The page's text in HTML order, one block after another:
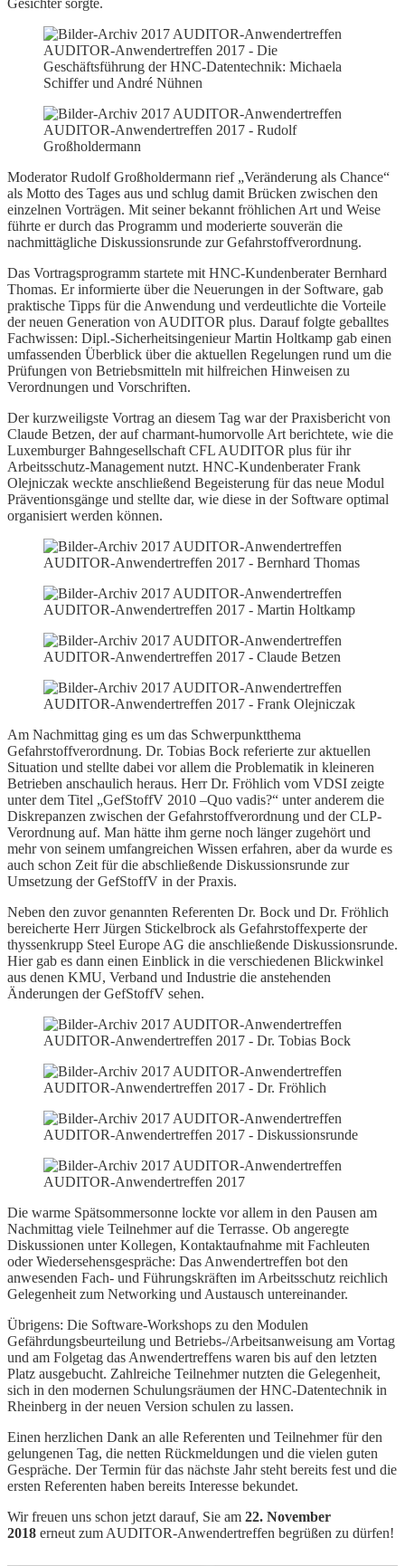
Gesichter sorgte.
AUDITOR-Anwendertreffen 2017 - Die
Geschäftsführung der HNC-Datentechnik: Michaela
Schiffer und André Nühnen
AUDITOR-Anwendertreffen 2017 - Rudolf
Großholdermann
Moderator Rudolf Großholdermann rief „Veränderung als Chance“
als Motto des Tages aus und schlug damit Brücken zwischen den
einzelnen Vorträgen. Mit seiner bekannt fröhlichen Art und Weise
führte er durch das Programm und moderierte souverän die
nachmittägliche Diskussionsrunde zur Gefahrstoffverordnung.
Das Vortragsprogramm startete mit HNC-Kundenberater Bernhard
Thomas. Er informierte über die Neuerungen in der Software, gab
praktische Tipps für die Anwendung und verdeutlichte die Vorteile
der neuen Generation von AUDITOR plus. Darauf folgte geballtes
Fachwissen: Dipl.-Sicherheitsingenieur Martin Holtkamp gab einen
umfassenden Überblick über die aktuellen Regelungen rund um die
Prüfungen von Betriebsmitteln mit hilfreichen Hinweisen zu
Verordnungen und Vorschriften.
Der kurzweiligste Vortrag an diesem Tag war der Praxisbericht von
Claude Betzen, der auf charmant-humorvolle Art berichtete, wie die
Luxemburger Bahngesellschaft CFL AUDITOR plus für ihr
Arbeitsschutz-Management nutzt. HNC-Kundenberater Frank
Olejniczak weckte anschließend Begeisterung für das neue Modul
Präventionsgänge und stellte dar, wie diese in der Software optimal
organisiert werden können.
AUDITOR-Anwendertreffen 2017 - Bernhard Thomas
AUDITOR-Anwendertreffen 2017 - Martin Holtkamp
AUDITOR-Anwendertreffen 2017 - Claude Betzen
AUDITOR-Anwendertreffen 2017 - Frank Olejniczak
Am Nachmittag ging es um das Schwerpunktthema
Gefahrstoffverordnung. Dr. Tobias Bock referierte zur aktuellen
Situation und stellte dabei vor allem die Problematik in kleineren
Betrieben anschaulich heraus. Herr Dr. Fröhlich vom VDSI zeigte
unter dem Titel „GefStoffV 2010 –Quo vadis?“ unter anderem die
Diskrepanzen zwischen der Gefahrstoffverordnung und der CLP-
Verordnung auf. Man hätte ihm gerne noch länger zugehört und
mehr von seinem umfangreichen Wissen erfahren, aber da wurde es
auch schon Zeit für die abschließende Diskussionsrunde zur
Umsetzung der GefStoffV in der Praxis.
Neben den zuvor genannten Referenten Dr. Bock und Dr. Fröhlich
bereicherte Herr Jürgen Stickelbrock als Gefahrstoffexperte der
thyssenkrupp Steel Europe AG die anschließende Diskussionsrunde.
Hier gab es dann einen Einblick in die verschiedenen Blickwinkel
aus denen KMU, Verband und Industrie die anstehenden
Änderungen der GefStoffV sehen.
AUDITOR-Anwendertreffen 2017 - Dr. Tobias Bock
AUDITOR-Anwendertreffen 2017 - Dr. Fröhlich
AUDITOR-Anwendertreffen 2017 - Diskussionsrunde
AUDITOR-Anwendertreffen 2017
Die warme Spätsommersonne lockte vor allem in den Pausen am
Nachmittag viele Teilnehmer auf die Terrasse. Ob angeregte
Diskussionen unter Kollegen, Kontaktaufnahme mit Fachleuten
oder Wiedersehensgespräche: Das Anwendertreffen bot den
anwesenden Fach- und Führungskräften im Arbeitsschutz reichlich
Gelegenheit zum Networking und Austausch untereinander.
Übrigens: Die Software-Workshops zu den Modulen
Gefährdungsbeurteilung und Betriebs-/Arbeitsanweisung am Vortag
und am Folgetag das Anwendertreffens waren bis auf den letzten
Platz ausgebucht. Zahlreiche Teilnehmer nutzten die Gelegenheit,
sich in den modernen Schulungsräumen der HNC-Datentechnik in
Rheinberg in der neuen Version schulen zu lassen.
Einen herzlichen Dank an alle Referenten und Teilnehmer für den
gelungenen Tag, die netten Rückmeldungen und die vielen guten
Gespräche. Der Termin für das nächste Jahr steht bereits fest und die
ersten Referenten haben bereits Interesse bekundet.
Wir freuen uns schon jetzt darauf, Sie am 22. November
2018 erneut zum AUDITOR-Anwendertreffen begrüßen zu dürfen!